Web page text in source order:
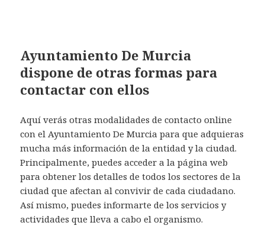
Ayuntamiento De Murcia
dispone de otras formas para
contactar con ellos
Aquí verás otras modalidades de contacto online
con el Ayuntamiento De Murcia para que adquieras
mucha más información de la entidad y la ciudad.
Principalmente, puedes acceder a la página web
para obtener los detalles de todos los sectores de la
ciudad que afectan al convivir de cada ciudadano.
Así mismo, puedes informarte de los servicios y
actividades que lleva a cabo el organismo.